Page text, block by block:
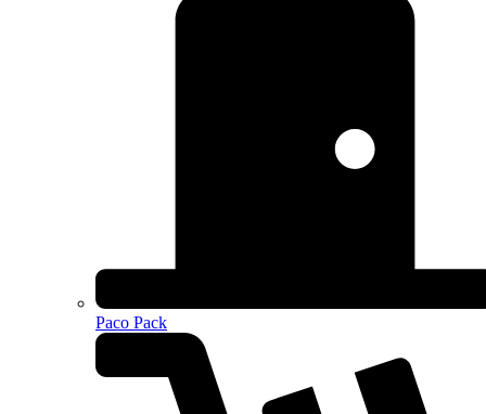
Paco Pack